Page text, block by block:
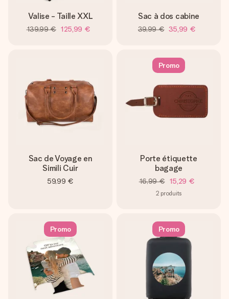
Valise - Taille XXL
139,99 € 125,99 €
Sac à dos cabine
39,99 € 35,99 €
Sac de Voyage en
Simili Cuir
59,99 €
Promo
Porte étiquette
bagage
16,99 € 15,29 €
2 produits
Promo Promo